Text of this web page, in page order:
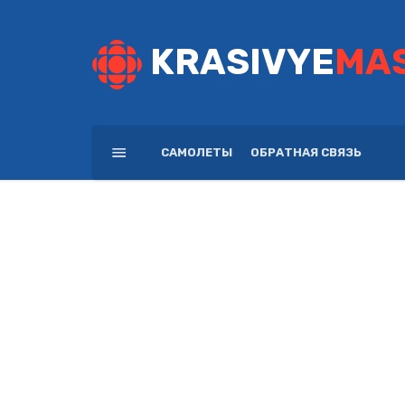
KRASIVYE
САМОЛЕТЫ ОБРАТНАЯ СВЯЗЬ